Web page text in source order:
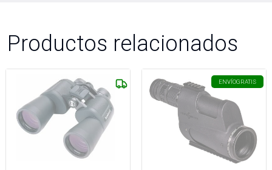
Productos relacionados
ENVÍOGRATIS